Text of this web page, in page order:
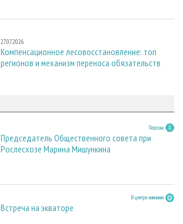
27.07.2026
Компенсационное лесовосстановление: топ
регионов и механизм переноса обязательств
Персона
Председатель Общественного совета при
Рослесхозе Марина Мишункина
В центре внимания
Встреча на экваторе